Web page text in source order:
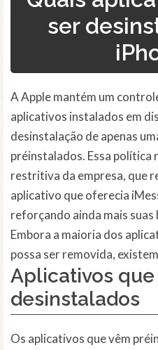
ser
A Apple mantém um
aplicativos instalados em
desinstalação de apenas
préinstalados. Essa política
restritiva da empresa, que
aplicativo que oferecia
reforçando ainda mais
Embora a maioria dos
possa ser removida,
Aplicativos
desinstalados
Os aplicativos que vêm